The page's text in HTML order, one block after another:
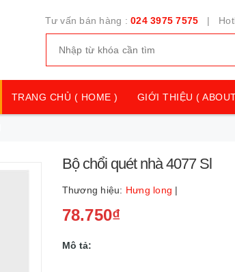
Tư vấn bán hàng : 024 3975 7575 |
TRANG CHỦ ( HOME ) GIỚI THIỆU (
Bộ chổi quét nhà 4077 Sl
Thương hiệu: Hưng long |
78.750₫
Mô tả: